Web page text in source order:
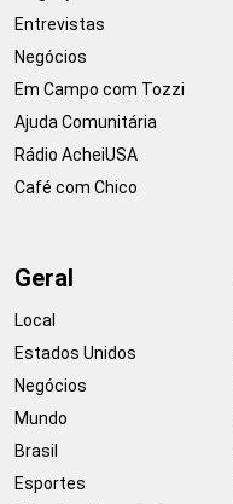
Entrevistas
Negócios
Em Campo com Tozzi
Ajuda Comunitária
Rádio AcheiUSA
Café com Chico
Geral
Local
Estados Unidos
Negócios
Mundo
Brasil
Esportes